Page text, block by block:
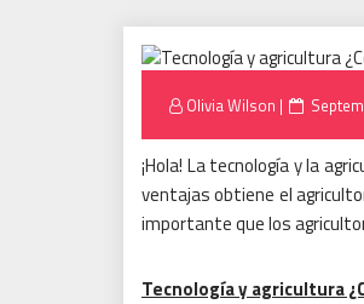
Olivia Wilson
Posted
¡Hola! La tecnología y la
ventajas obtiene el
importante que los
Tecnología y agricultura